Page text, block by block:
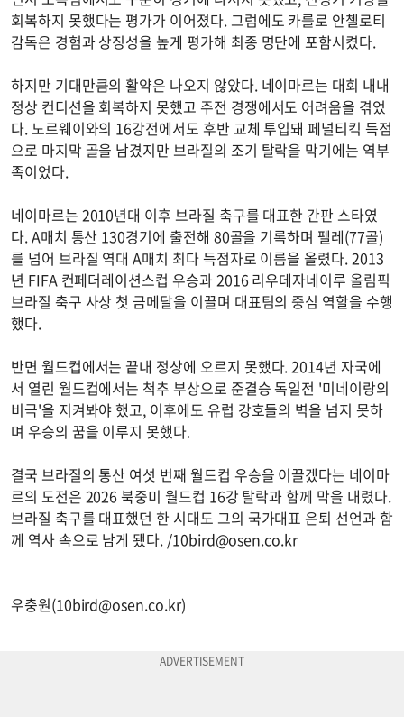
회복하지 못했다는 평가가 이어졌다. 그럼에도 카를로 안첼로티
감독은 경험과 상징성을 높게 평가해 최종 명단에 포함시켰다.
하지만 기대만큼의 활약은 나오지 않았다. 네이마르는 대회 내내
정상 컨디션을 회복하지 못했고 주전 경쟁에서도 어려움을 겪었
다. 노르웨이와의 16강전에서도 후반 교체 투입돼 페널티킥 득점
으로 마지막 골을 남겼지만 브라질의 조기 탈락을 막기에는 역부
족이었다.
네이마르는 2010년대 이후 브라질 축구를 대표한 간판 스타였
다. A매치 통산 130경기에 출전해 80골을 기록하며 펠레(77골)
를 넘어 브라질 역대 A매치 최다 득점자로 이름을 올렸다. 2013
년 FIFA 컨페더레이션스컵 우승과 2016 리우데자네이루 올림픽
브라질 축구 사상 첫 금메달을 이끌며 대표팀의 중심 역할을 수행
했다.
반면 월드컵에서는 끝내 정상에 오르지 못했다. 2014년 자국에
서 열린 월드컵에서는 척추 부상으로 준결승 독일전 '미네이랑의
비극'을 지켜봐야 했고, 이후에도 유럽 강호들의 벽을 넘지 못하
며 우승의 꿈을 이루지 못했다.
결국 브라질의 통산 여섯 번째 월드컵 우승을 이끌겠다는 네이마
르의 도전은 2026 북중미 월드컵 16강 탈락과 함께 막을 내렸다.
브라질 축구를 대표했던 한 시대도 그의 국가대표 은퇴 선언과 함
께 역사 속으로 남게 됐다. /10bird@osen.co.kr
우충원(10bird@osen.co.kr)